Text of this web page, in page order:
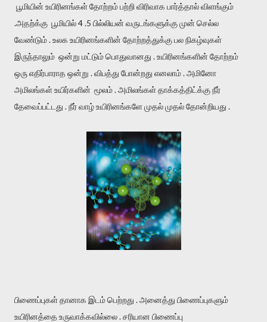
பூமியின் உயிரினங்கள் தோற்றம் பற்றி விரிவாக பார்த்தால் விளங்கும்
.அதற்க்கு பூமியில் 4 .5 பில்லியன் வருடங்களுக்கு முன் செல்ல
வேண்டும் . உலக உயிரினங்களின் தோற்றத்துக்கு பல நிகழ்வுகள்
இருந்தாலும் ஒன்று மட்டும் பொதுவானது . உயிரினங்களின் தோற்றம்
ஒரு எதிர்பாராத ஒன்று . விபத்து போன்றது எனலாம் . அமினோ
அமிலங்கள் உயிர்களின் மூலம் . அமிலங்கள் தாக்கத்திட்க்கு நீர்
தேவைப்பட்டது . நீர் வாழ் உயிரினங்களே முதல் முதல் தோன்றியது .
பிணைப்புகள் தானாக இடம் பெற்றது . அனைத்து பிணைப்புகளும்
உயிரினத்தை உருவாக்கவில்லை . சரியான பிணைப்பு